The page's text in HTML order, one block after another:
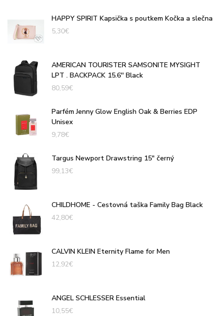
HAPPY SPIRIT Kapsička s poutkem Kočka a slečna
5,30€
AMERICAN TOURISTER SAMSONITE MYSIGHT
LPT . BACKPACK 15.6'' Black
80,59€
Parfém Jenny Glow English Oak & Berries EDP
Unisex
9,78€
Targus Newport Drawstring 15" černý
99,13€
CHILDHOME - Cestovná taška Family Bag Black
42,80€
CALVIN KLEIN Eternity Flame for Men
12,92€
ANGEL SCHLESSER Essential
10,55€